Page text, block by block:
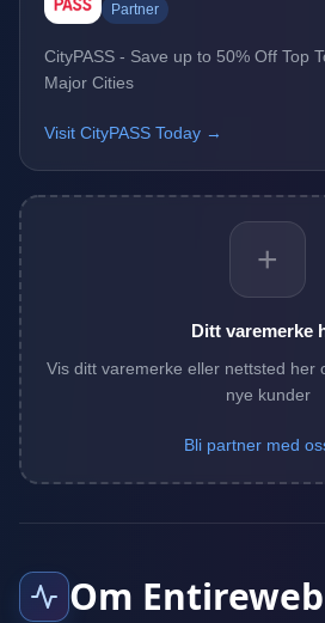
Partner
CityPASS - Save up to 50% Off Top
Major Cities
Visit CityPASS Today →
+
Ditt varemerke
Vis ditt varemerke eller nettsted her
nye kunder
Bli partner med
Om